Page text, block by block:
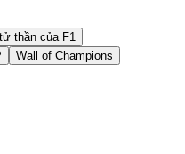
thần của F1
Wall of Champions